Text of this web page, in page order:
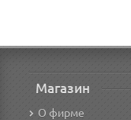
Магазин
О фирме